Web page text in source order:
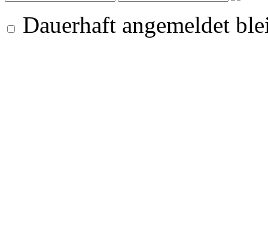
Dauerhaft angemeldet